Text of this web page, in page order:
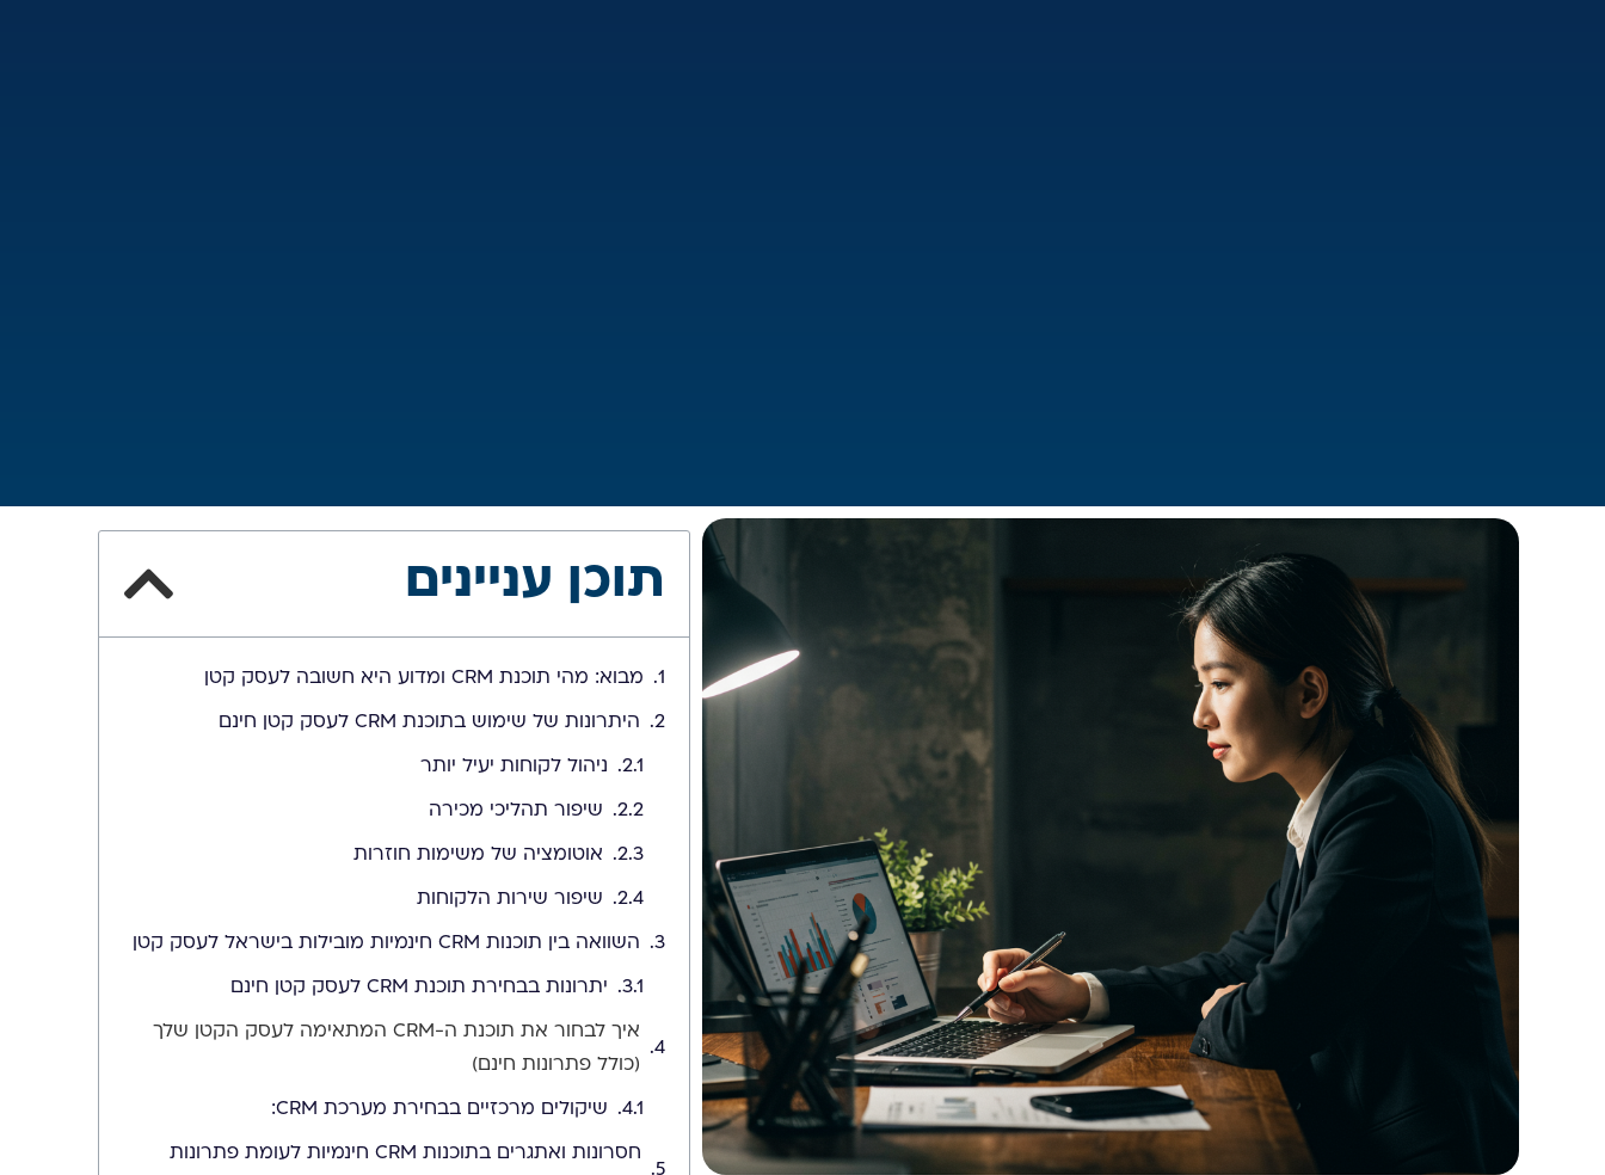
תוכן עניינים
מבוא: מהי תוכנת CRM ומדוע היא חשובה לעסק קטן
היתרונות של שימוש בתוכנת CRM לעסק קטן חינם
ניהול לקוחות יעיל יותר
שיפור תהליכי מכירה
אוטומציה של משימות חוזרות
שיפור שירות הלקוחות
השוואה בין תוכנות CRM חינמיות מובילות בישראל לעסק קטן
יתרונות בבחירת תוכנת CRM לעסק קטן חינם
איך לבחור את תוכנת ה-CRM המתאימה לעסק הקטן שלך
(כולל פתרונות חינם)
שיקולים מרכזיים בבחירת מערכת CRM:
חסרונות ואתגרים בתוכנות CRM חינמיות לעומת פתרונות